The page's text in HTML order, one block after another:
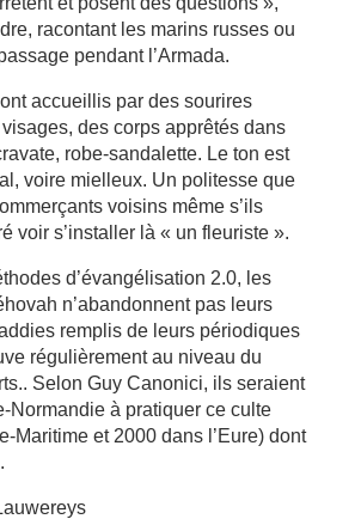
racontant les marins russes ou
pendant l’Armada.
accueillis par des sourires
des corps apprêtés dans
robe-sandalette. Le ton est
voire mielleux. Un politesse que
voisins même s’ils
voir s’installer là « un fleuriste ».
d’évangélisation 2.0, les
n’abandonnent pas leurs
remplis de leurs périodiques
régulièrement au niveau du
Selon Guy Canonici, ils seraient
Normandie à pratiquer ce culte
Maritime et 2000 dans l’Eure) dont